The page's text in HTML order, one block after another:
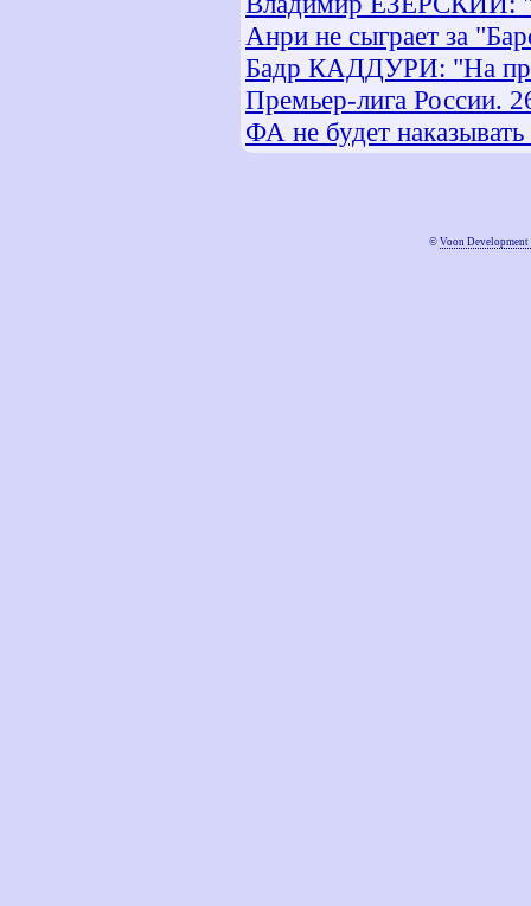
Анри не сыграет за
Бадр КАДДУРИ: "На
Премьер-лига России.
ФА не будет
© Voon Development